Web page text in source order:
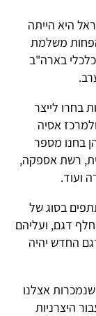
היא הייתה
משלמת
בארה"ב
בחרו לייצר
אסיה
בחנו מספר
רשת אספקה,
ועוד.
בסוג של
דגם, ועליהם
החדש יהיה
מן המכוניות שנמכרות אצלנו
היצרניות